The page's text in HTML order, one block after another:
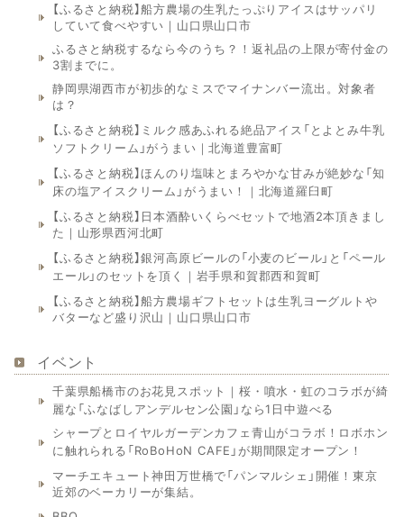
【ふるさと納税】船方農場の生乳たっぷりアイスはサッパリ
していて食べやすい｜山口県山口市
ふるさと納税するなら今のうち？！返礼品の上限が寄付金の
3割までに。
静岡県湖西市が初歩的なミスでマイナンバー流出。対象者
は？
【ふるさと納税】ミルク感あふれる絶品アイス「とよとみ牛乳
ソフトクリーム」がうまい｜北海道豊富町
【ふるさと納税】ほんのり塩味とまろやかな甘みが絶妙な「知
床の塩アイスクリーム」がうまい！｜北海道羅臼町
【ふるさと納税】日本酒酔いくらべセットで地酒2本頂きまし
た｜山形県西河北町
【ふるさと納税】銀河高原ビールの「小麦のビール」と「ペール
エール」のセットを頂く｜岩手県和賀郡西和賀町
【ふるさと納税】船方農場ギフトセットは生乳ヨーグルトや
バターなど盛り沢山｜山口県山口市
イベント
千葉県船橋市のお花見スポット｜桜・噴水・虹のコラボが綺
麗な「ふなばしアンデルセン公園」なら1日中遊べる
シャープとロイヤルガーデンカフェ青山がコラボ！ロボホン
に触れられる「RoBoHoN CAFE」が期間限定オープン！
マーチエキュート神田万世橋で「パンマルシェ」開催！東京
近郊のベーカリーが集結。